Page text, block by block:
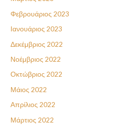
Φεβρουάριος 2023
Ιανουάριος 2023
Δεκέμβριος 2022
Νοέμβριος 2022
Οκτώβριος 2022
Μάιος 2022
Απρίλιος 2022
Μάρτιος 2022